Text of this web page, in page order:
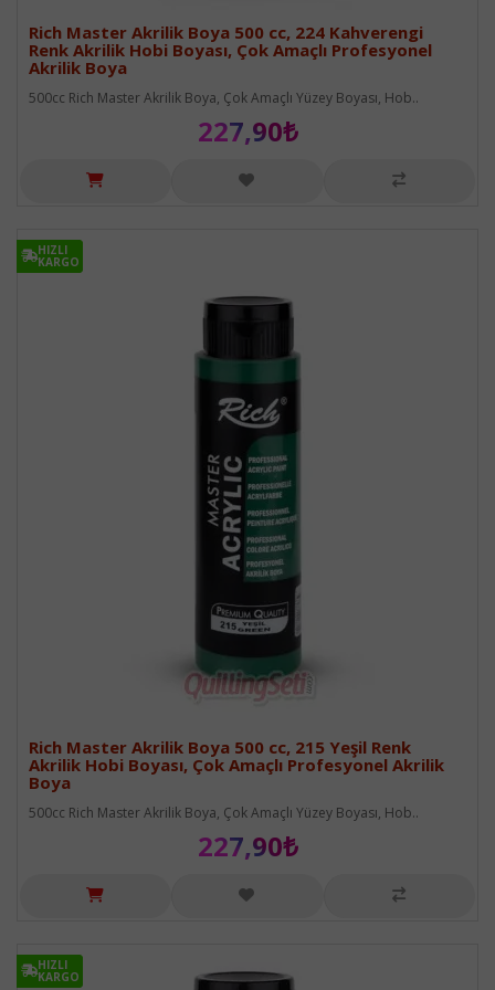
Rich Master Akrilik Boya 500 cc, 224 Kahverengi
Renk Akrilik Hobi Boyası, Çok Amaçlı Profesyonel
Akrilik Boya
500cc Rich Master Akrilik Boya, Çok Amaçlı Yüzey Boyası, Hob..
227,90₺
HIZLI
KARGO
HIZLI
KARGO
Rich Master Akrilik Boya 500 cc, 215 Yeşil Renk
Akrilik Hobi Boyası, Çok Amaçlı Profesyonel Akrilik
Boya
500cc Rich Master Akrilik Boya, Çok Amaçlı Yüzey Boyası, Hob..
227,90₺
HIZLI
KARGO
HIZLI
KARGO